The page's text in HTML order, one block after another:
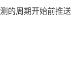
的周期开始前推送